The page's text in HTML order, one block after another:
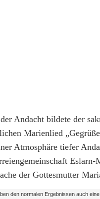
Andacht bildete der
Marienlied
Atmosphäre tiefer
der Gottesmutter
den normalen Ergebnissen auch